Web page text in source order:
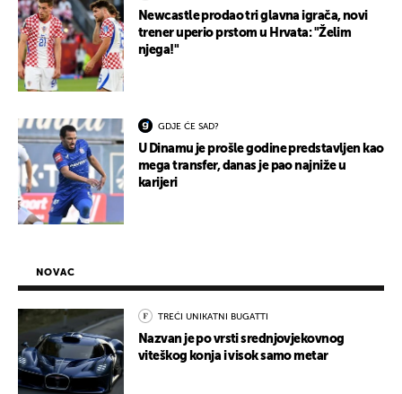
Newcastle prodao tri glavna igrača, novi
trener uperio prstom u Hrvata: "Želim
njega!"
GDJE ĆE SAD?
U Dinamu je prošle godine predstavljen kao
mega transfer, danas je pao najniže u
karijeri
NOVAC
TREĆI UNIKATNI BUGATTI
Nazvan je po vrsti srednjovjekovnog
viteškog konja i visok samo metar